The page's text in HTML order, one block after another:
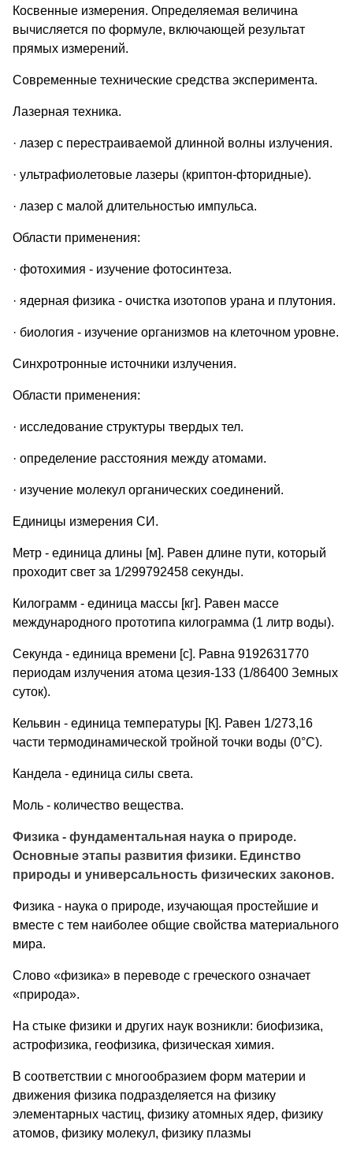
Косвенные измерения. Определяемая величина
вычисляется по формуле, включающей результат
прямых измерений.
Современные технические средства эксперимента.
Лазерная техника.
· лазер с перестраиваемой длинной волны излучения.
· ультрафиолетовые лазеры (криптон-фторидные).
· лазер с малой длительностью импульса.
Области применения:
· фотохимия - изучение фотосинтеза.
· ядерная физика - очистка изотопов урана и плутония.
· биология - изучение организмов на клеточном уровне.
Синхротронные источники излучения.
Области применения:
· исследование структуры твердых тел.
· определение расстояния между атомами.
· изучение молекул органических соединений.
Единицы измерения СИ.
Метр - единица длины [м]. Равен длине пути, который
проходит свет за 1/299792458 секунды.
Килограмм - единица массы [кг]. Равен массе
международного прототипа килограмма (1 литр воды).
Секунда - единица времени [с]. Равна 9192631770
периодам излучения атома цезия-133 (1/86400 Земных
суток).
Кельвин - единица температуры [К]. Равен 1/273,16
части термодинамической тройной точки воды (0°С).
Кандела - единица силы света.
Моль - количество вещества.
Физика - фундаментальная наука о природе.
Основные этапы развития физики. Единство
природы и универсальность физических законов.
Физика - наука о природе, изучающая простейшие и
вместе с тем наиболее общие свойства материального
мира.
Слово «физика» в переводе с греческого означает
«природа».
На стыке физики и других наук возникли: биофизика,
астрофизика, геофизика, физическая химия.
В соответствии с многообразием форм материи и
движения физика подразделяется на физику
элементарных частиц, физику атомных ядер, физику
атомов, физику молекул, физику плазмы